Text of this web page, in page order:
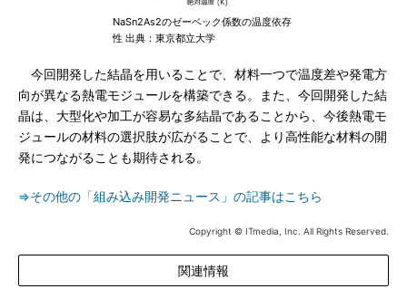
NaSn2As2のゼーベック係数の温度依存
性 出典：東京都立大学
今回開発した結晶を用いることで、材料一つで温度差や発電方
向が異なる熱電モジュールを構築できる。また、今回開発した結
晶は、大型化や加工が容易な多結晶であることから、今後熱電モ
ジュールの材料の選択肢が広がることで、より高性能な材料の開
発につながることも期待される。
⇒その他の「組み込み開発ニュース」の記事はこちら
Copyright © ITmedia, Inc. All Rights Reserved.
関連情報